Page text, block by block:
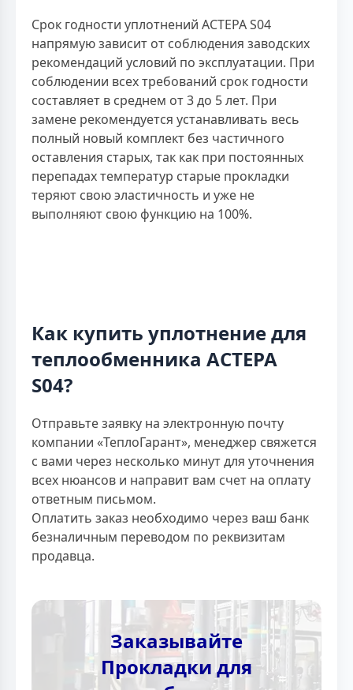
Срок годности уплотнений АСТЕРА S04
напрямую зависит от соблюдения заводских
рекомендаций условий по эксплуатации. При
соблюдении всех требований срок годности
составляет в среднем от 3 до 5 лет. При
замене рекомендуется устанавливать весь
полный новый комплект без частичного
оставления старых, так как при постоянных
перепадах температур старые прокладки
теряют свою эластичность и уже не
выполняют свою функцию на 100%.
Как купить уплотнение для
теплообменника АСТЕРА
S04?
Отправьте заявку на электронную почту
компании «ТеплоГарант», менеджер свяжется
с вами через несколько минут для уточнения
всех нюансов и направит вам счет на оплату
ответным письмом.
Оплатить заказ необходимо через ваш банк
безналичным переводом по реквизитам
продавца.
Заказывайте
Прокладки для